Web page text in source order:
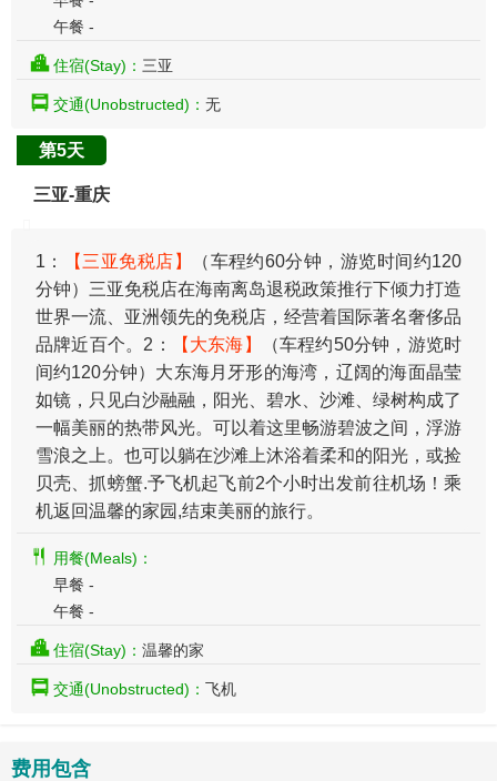
午餐 -
住宿(Stay)： 三亚
交通(Unobstructed)： 无
第5天
三亚-重庆
1： 【三亚免税店】
（车程约60分钟，游览时间约120
分钟）三亚免税店在海南离岛退税政策推行下倾力打造
世界一流、亚洲领先的免税店，经营着国际著名奢侈品
品牌近百个。2：
【大东海】
（车程约50分钟，游览时
间约120分钟）大东海月牙形的海湾，辽阔的海面晶莹
如镜，只见白沙融融，阳光、碧水、沙滩、绿树构成了
一幅美丽的热带风光。可以着这里畅游碧波之间，浮游
雪浪之上。也可以躺在沙滩上沐浴着柔和的阳光，或捡
贝壳、抓螃蟹.予飞机起飞前2个小时出发前往机场！乘
机返回温馨的家园,结束美丽的旅行。
用餐(Meals)：
早餐 -
午餐 -
住宿(Stay)： 温馨的家
交通(Unobstructed)： 飞机
费用包含